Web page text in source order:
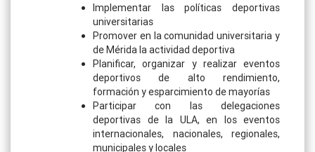
Implementar las políticas deportivas
universitarias
Promover en la comunidad universitaria y
de Mérida la actividad deportiva
Planificar, organizar y realizar eventos
deportivos de alto rendimiento,
formación y esparcimiento de mayorías
Participar con las delegaciones
deportivas de la ULA, en los eventos
internacionales, nacionales, regionales,
municipales y locales